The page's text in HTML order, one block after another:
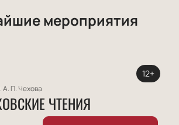
мероприятия
А. П. Чехова
ЧТЕНИЯ
12+